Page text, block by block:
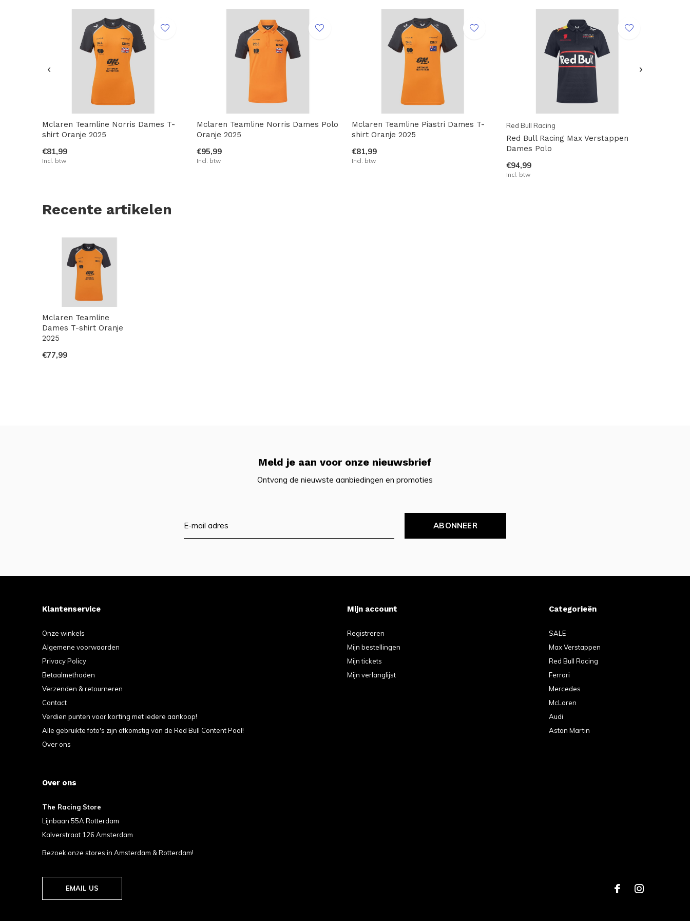
Mclaren Teamline Norris Dames T-
shirt Oranje 2025
€81,99
Incl. btw
Mclaren Teamline Norris Dames Polo
Oranje 2025
€95,99
Incl. btw
Mclaren Teamline Piastri Dames T-
shirt Oranje 2025
€81,99
Incl. btw
Red Bull Racing
Red Bull Racing Max Verstappen
Dames Polo
€94,99
Incl. btw
Recente artikelen
Mclaren Teamline
Dames T-shirt Oranje
2025
€77,99
Meld je aan voor onze nieuwsbrief
Ontvang de nieuwste aanbiedingen en promoties
ABONNEER
Klantenservice
Onze winkels
Algemene voorwaarden
Privacy Policy
Betaalmethoden
Verzenden & retourneren
Contact
Verdien punten voor korting met iedere aankoop!
Alle gebruikte foto's zijn afkomstig van de Red Bull Content Pool!
Over ons
Mijn account
Registreren
Mijn bestellingen
Mijn tickets
Mijn verlanglijst
Categorieën
SALE
Max Verstappen
Red Bull Racing
Ferrari
Mercedes
McLaren
Audi
Aston Martin
Over ons
The Racing Store
Lijnbaan 55A Rotterdam
Kalverstraat 126 Amsterdam
Bezoek onze stores in Amsterdam & Rotterdam!
EMAIL US